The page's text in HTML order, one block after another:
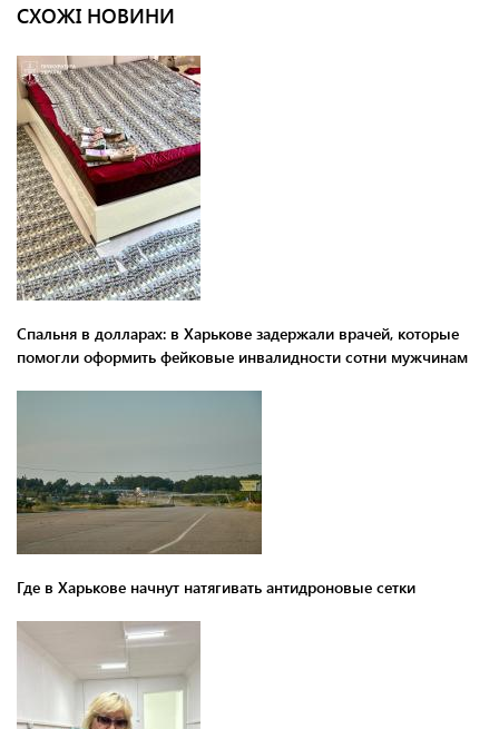
СХОЖІ НОВИНИ
Спальня в долларах: в Харькове задержали врачей, которые
помогли оформить фейковые инвалидности сотни мужчинам
Где в Харькове начнут натягивать антидроновые сетки